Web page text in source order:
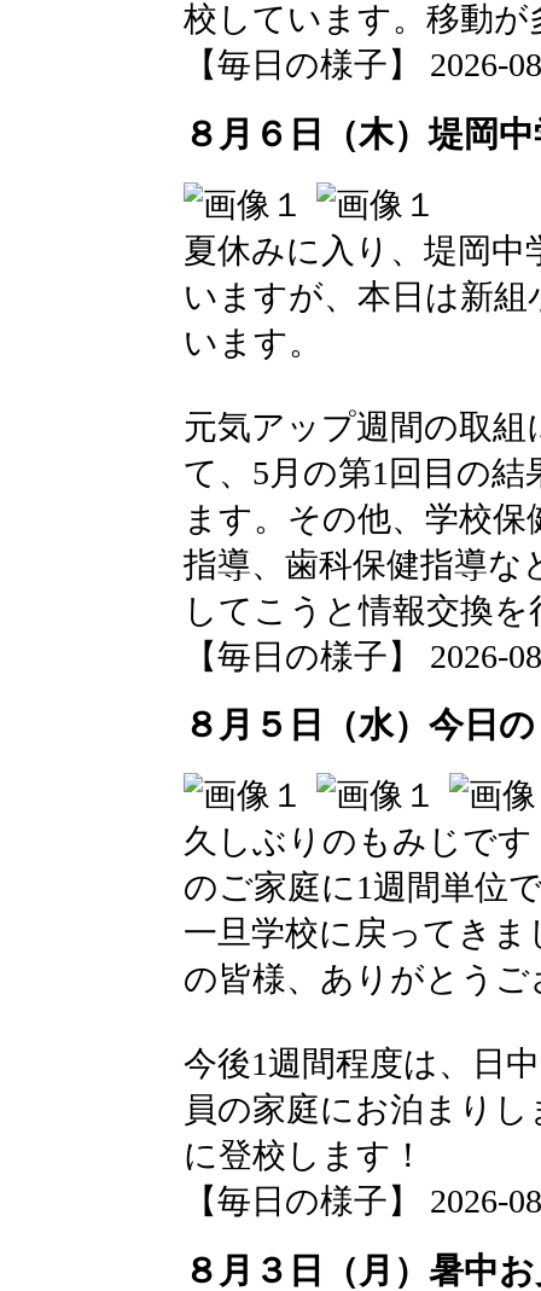
校しています。移動
【毎日の様子】 2026-
８月６日（木）堤岡
夏休みに入り、堤岡
いますが、本日は新
います。
元気アップ週間の取
て、5月の第1回目の
ます。その他、学校
指導、歯科保健指導
してこうと情報交換
【毎日の様子】 2026-
８月５日（水）今日
久しぶりのもみじで
のご家庭に1週間単位
一旦学校に戻ってき
の皆様、ありがとう
今後1週間程度は、日
員の家庭にお泊まり
に登校します！
【毎日の様子】 2026-
８月３日（月）暑中